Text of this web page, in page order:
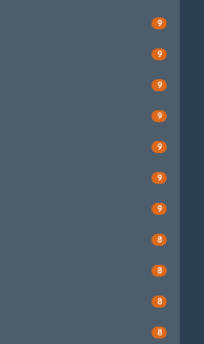
9
9
9
9
9
9
9
8
8
8
8